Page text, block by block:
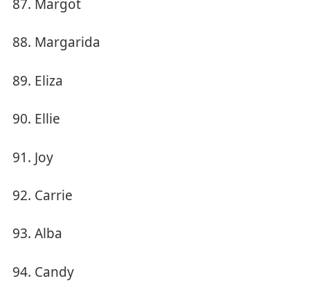
Margot
Margarida
Eliza
Ellie
Joy
Carrie
Alba
Candy